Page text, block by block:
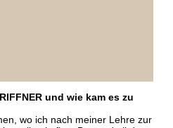
und wie kam es zu
wo ich nach meiner Lehre zur